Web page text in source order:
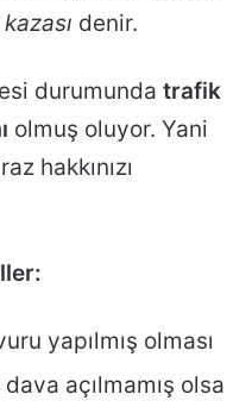
denir.
durumunda trafik
olmuş oluyor. Yani
hakkınızı
yapılmış olması
açılmamış olsa